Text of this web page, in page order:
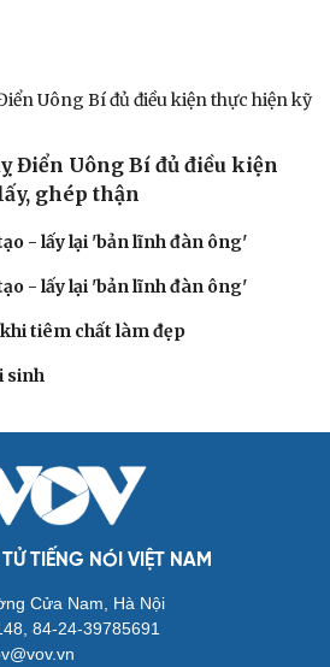
Câu chuyện thời sự
Cửa sổ tình yêu
Kể chuyện cho bé
Hạt giống tâm hồn
Điển Uông Bí đủ điều kiện
ghép thận
- lấy lại 'bản lĩnh đàn ông'
- lấy lại 'bản lĩnh đàn ông'
tiêm chất làm đẹp
sinh
TIẾNG NÓI VIỆT NAM
Cửa Nam, Hà Nội
84-24-39785691